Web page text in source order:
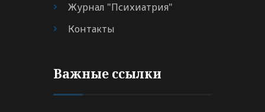
Журнал "Психиатрия"
Контакты
Важные ссылки